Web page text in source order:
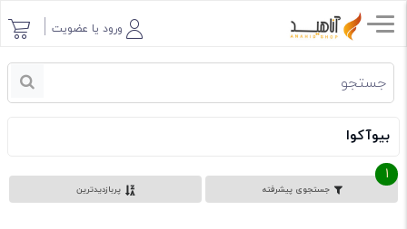
ورود یا عضویت
بیوآکوا
جستجوی پیشرفته
1
پربازدیدترین